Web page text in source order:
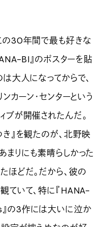
の30年間で最も好きな
BI』のポスターを貼
は大人になってからで、
カーン・センターという
ブが開催されたんだ。
き』を観たのが、北野映
まりにも素晴らしかった
ほどだ。だから、彼の
ていて、特に『HANA-
』の3作には大いに泣か